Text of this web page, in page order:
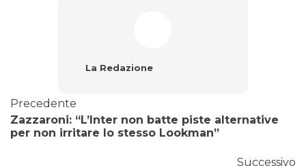
La Redazione
Precedente
Zazzaroni: “L’Inter non batte piste alternative
per non irritare lo stesso Lookman”
Successivo